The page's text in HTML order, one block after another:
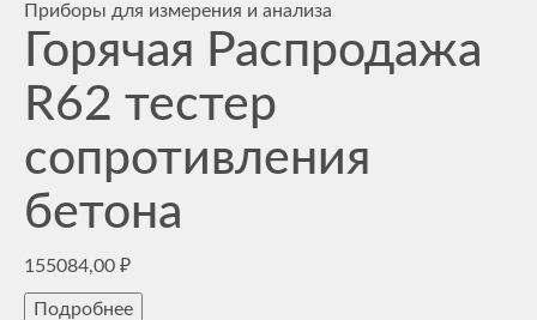
Приборы для измерения и анализа
Горячая Распродажа
R62 тестер
сопротивления
бетона
155084,00 ₽
Подробнее